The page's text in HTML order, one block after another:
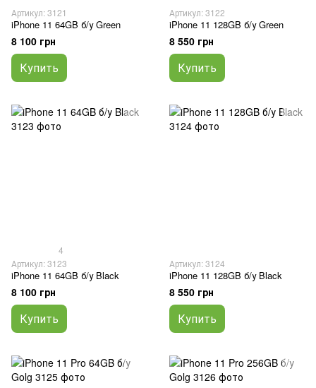
Артикул: 3121
iPhone 11 64GB б/у Green
8 100 грн
Купить
Артикул: 3122
iPhone 11 128GB б/у Green
8 550 грн
Купить
4
Артикул: 3123
iPhone 11 64GB б/у Black
8 100 грн
Купить
Артикул: 3124
iPhone 11 128GB б/у Black
8 550 грн
Купить